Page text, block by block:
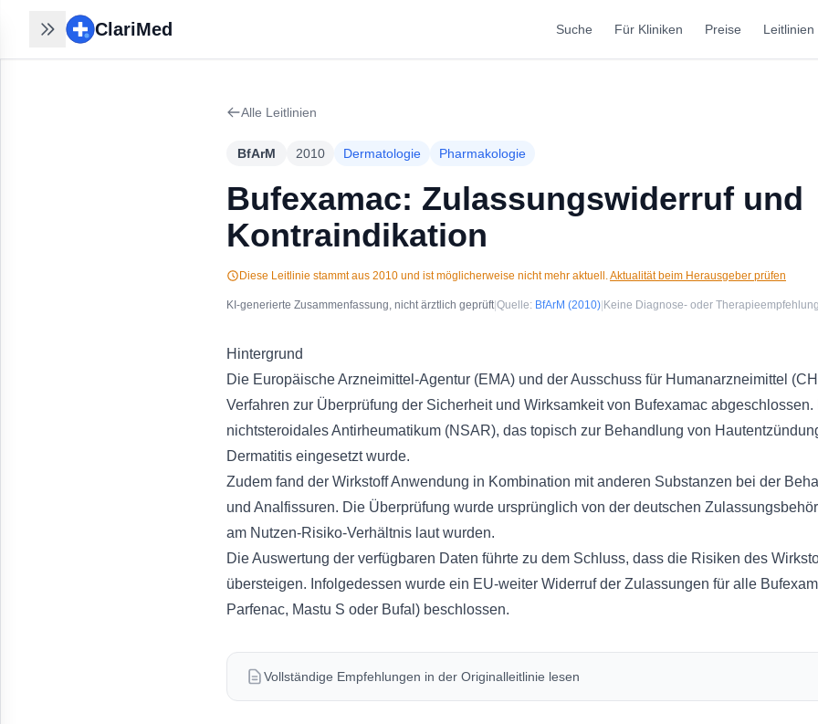
ClariMedClariMed Suche Für Kliniken Preise Leitlinien
Alle Leitlinien
BfArM 2010 Dermatologie Pharmakologie
Bufexamac: Zulassungswiderruf und
Kontraindikation
Diese Leitlinie stammt aus 2010 und ist möglicherweise nicht mehr aktuell.Aktualität beim Herausgeber prüfen
KI-generierte Zusammenfassung, nicht ärztlich geprüft|Quelle: BfArM (2010) Keine Diagnose- oder Therapieempfehlung
Hintergrund
Die Europäische Arzneimittel-Agentur (EMA) und der Ausschuss für Humanarzneimittel
Verfahren zur Überprüfung der Sicherheit und Wirksamkeit von Bufexamac abgeschlossen.
nichtsteroidales Antirheumatikum (NSAR), das topisch zur Behandlung von
Dermatitis eingesetzt wurde.
Zudem fand der Wirkstoff Anwendung in Kombination mit anderen Substanzen bei der
und Analfissuren. Die Überprüfung wurde ursprünglich von der deutschen
am Nutzen-Risiko-Verhältnis laut wurden.
Die Auswertung der verfügbaren Daten führte zu dem Schluss, dass die Risiken des
übersteigen. Infolgedessen wurde ein EU-weiter Widerruf der Zulassungen für alle
Parfenac, Mastu S oder Bufal) beschlossen.
Vollständige Empfehlungen in der Originalleitlinie lesen